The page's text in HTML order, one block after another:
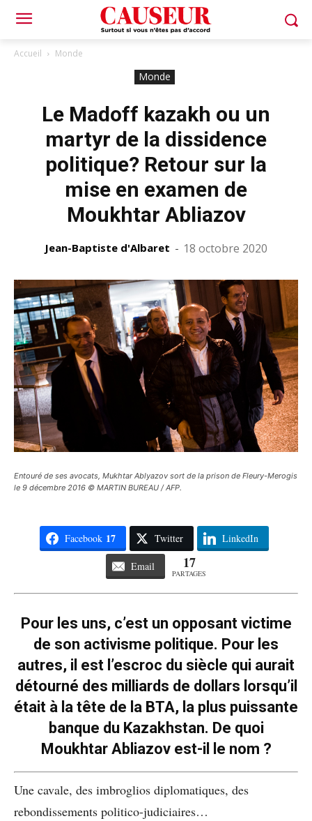
Accueil Monde
Monde
Le Madoff kazakh ou un
martyr de la dissidence
politique? Retour sur la
mise en examen de
Moukhtar Abliazov
Jean-Baptiste d'Albaret - 18 octobre 2020
Entouré de ses avocats, Mukhtar Ablyazov sort de la prison de Fleury-Merogis
le 9 décembre 2016 © MARTIN BUREAU / AFP.
Facebook 17 Twitter LinkedIn
Email 17
PARTAGES
Pour les uns, c’est un opposant victime
de son activisme politique. Pour les
autres, il est l’escroc du siècle qui aurait
détourné des milliards de dollars lorsqu’il
était à la tête de la BTA, la plus puissante
banque du Kazakhstan. De quoi
Moukhtar Abliazov est-il le nom ?
Une cavale, des imbroglios diplomatiques, des
rebondissements politico-judiciaires…